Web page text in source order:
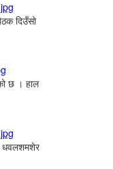
दिउँसो
छ । हाल
धवलशमशेर